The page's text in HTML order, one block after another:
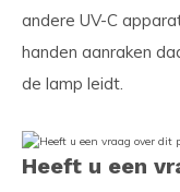
andere UV-C
handen aanraken
de lamp leidt.
Heeft u een